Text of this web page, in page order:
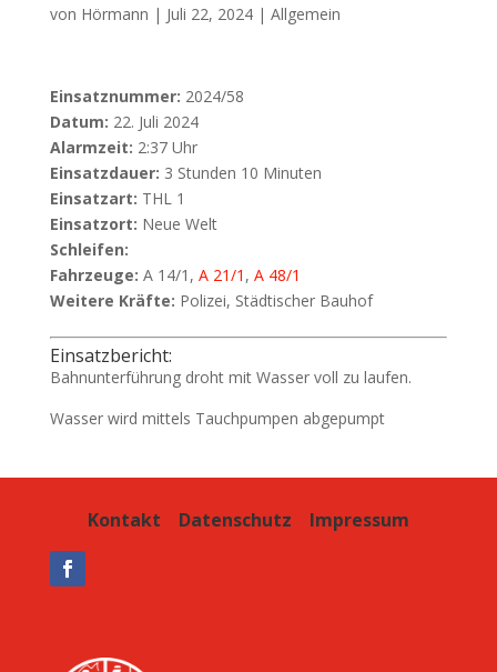
von Hörmann | Juli 22, 2024| Allgemein
Einsatznummer: 2024/58
Datum: 22. Juli 2024
Alarmzeit: 2:37 Uhr
Einsatzdauer: 3 Stunden 10 Minuten
Einsatzart: THL 1
Einsatzort: Neue Welt
Schleifen:
Fahrzeuge: A 14/1, A 21/1 , A 48/1
Weitere Kräfte: Polizei, Städtischer Bauhof
Einsatzbericht:
Bahnunterführung droht mit Wasser voll zu laufen.
Wasser wird mittels Tauchpumpen abgepumpt
Kontakt Datenschutz Impressum